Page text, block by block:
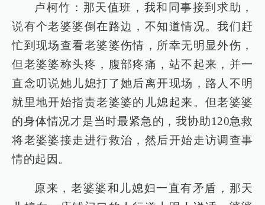
卢柯竹：那天值班，我和同事接到求助，
说有个老婆婆倒在路边，不知道情况。我们赶
忙到现场查看老婆婆伤情，所幸无明显外伤，
但老婆婆称头疼，腹部疼痛，站不起来，并一
直念叨说她儿媳打了她后离开现场，路人不明
就里地开始指责老婆婆的儿媳起来。但老婆婆
的身体情况才是当时最紧急的，我协助120急救
将老婆婆接走进行救治，然后开始走访调查事
情的起因。
原来，老婆婆和儿媳妇一直有矛盾，那天